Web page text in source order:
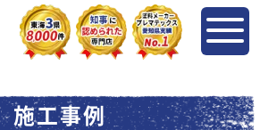
施工事例